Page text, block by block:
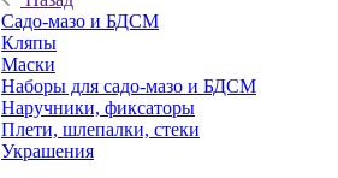
Садо-мазо и БДСМ
Кляпы
Маски
Наборы для садо-мазо и БДСМ
Наручники, фиксаторы
Плети, шлепалки, стеки
Украшения